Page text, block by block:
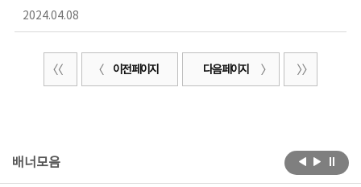
2024.04.08
이전 페이지 다음 페이지
배너모음